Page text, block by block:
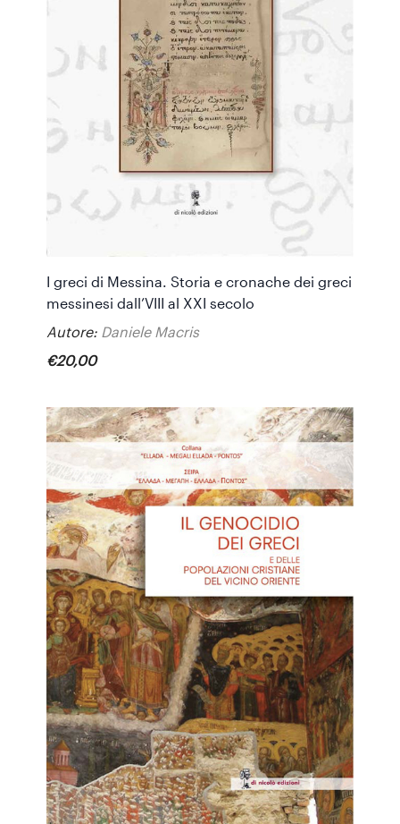
I greci di Messina. Storia e cronache dei greci
messinesi dall’VIII al XXI secolo
Autore: Daniele Macris
€20,00